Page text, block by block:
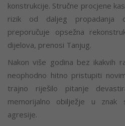
konstrukcije. Stručne procjene
rizik od daljeg propadanja
preporučuje opsežna
dijelova, prenosi Tanjug.
Nakon više godina bez ikakvih
neophodno hitno pristupiti
trajno riješilo pitanje
memorijalno obilježje u znak
agresije.